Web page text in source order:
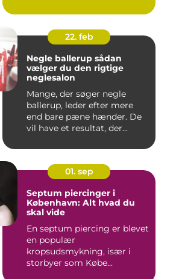
22. feb
Negle ballerup sådan
vælger du den rigtige
neglesalon
Mange, der søger negle
ballerup, leder efter mere
end bare pæne hænder. De
vil have et resultat, der...
01. sep
Septum piercinger i
København: Alt hvad du
skal vide
En septum piercing er blevet
en populær
kropsudsmykning, især i
storbyer som Købe...